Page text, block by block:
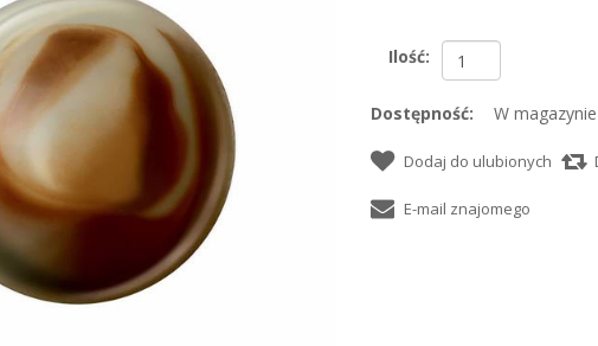
Ilość:
Dostępność: W magazynie